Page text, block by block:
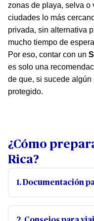
zonas de playa, selva o
ciudades lo más
privada, sin alternativa
mucho tiempo de
Por eso, contar con un
es solo una
de que, si sucede
protegido.
¿Cómo
Rica?
1. Documentación
Pasaporte en vigor,
tenga al menos 6